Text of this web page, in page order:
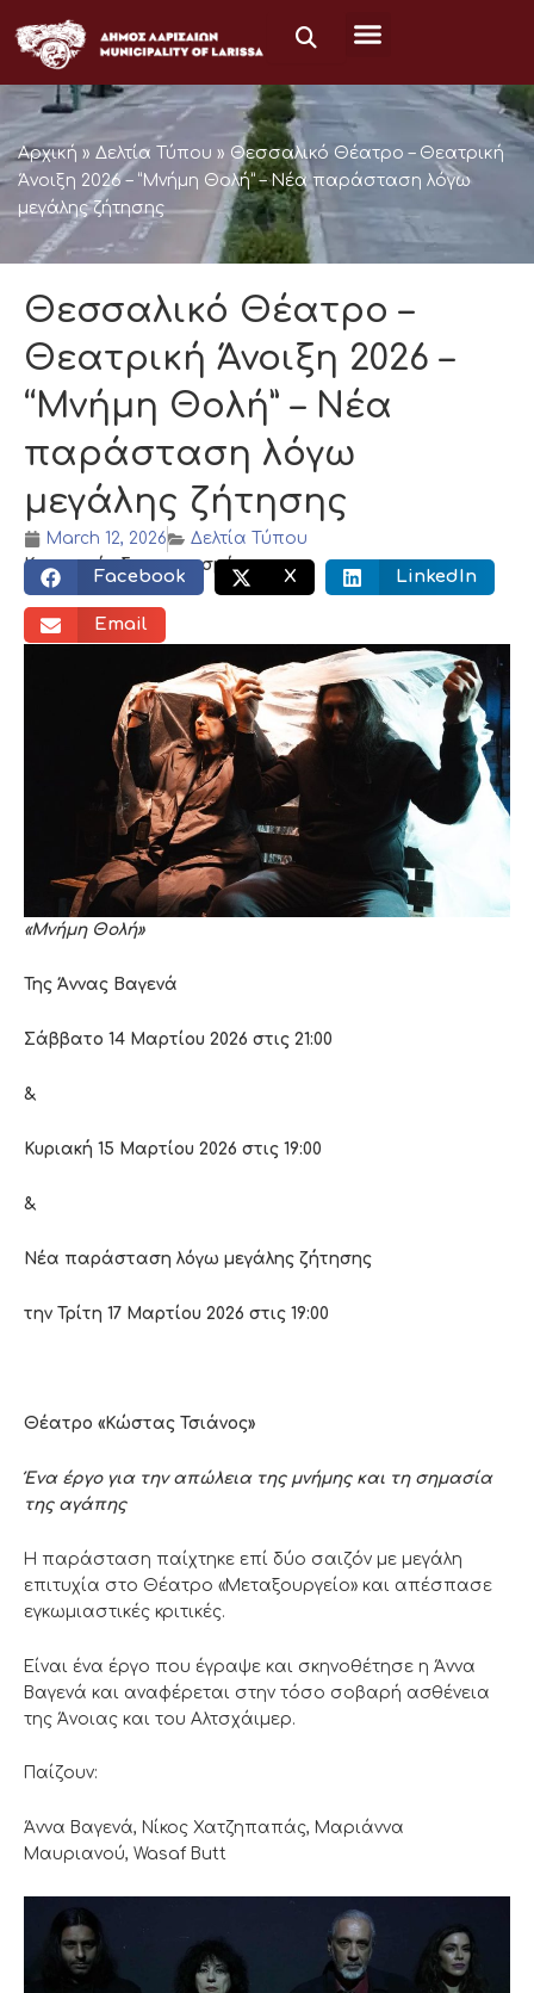
to
content
Αρχική » Δελτία Τύπου » Θεσσαλικό Θέατρο – Θεατρική
Άνοιξη 2026 – “Μνήμη Θολή” – Νέα παράσταση λόγω
μεγάλης ζήτησης
Θεσσαλικό Θέατρο –
Θεατρική Άνοιξη 2026 –
“Μνήμη Θολή” – Νέα
παράσταση λόγω
μεγάλης ζήτησης
March 12, 2026
Δελτία Τύπου
Κοινωνικός διαμοιρασμός:
Facebook X LinkedIn
Email
«Μνήμη Θολή»
Της Άννας Βαγενά
Σάββατο 14 Μαρτίου 2026 στις 21:00
&
Κυριακή 15 Μαρτίου 2026 στις 19:00
&
Νέα παράσταση λόγω μεγάλης ζήτησης
την Τρίτη 17 Μαρτίου 2026 στις 19:00
Θέατρο «Κώστας Τσιάνος»
Ένα έργο για την απώλεια της μνήμης και τη σημασία
της αγάπης
Η παράσταση παίχτηκε επί δύο σαιζόν με μεγάλη
επιτυχία στο Θέατρο «Μεταξουργείο» και απέσπασε
εγκωμιαστικές κριτικές.
Είναι ένα έργο που έγραψε και σκηνοθέτησε η Άννα
Βαγενά και αναφέρεται στην τόσο σοβαρή ασθένεια
της Άνοιας και του Αλτσχάιμερ.
Παίζουν:
Άννα Βαγενά, Νίκος Χατζηπαπάς, Μαριάννα
Μαυριανού, Wasaf Butt